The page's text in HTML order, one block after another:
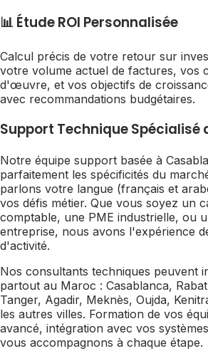
📊 Étude ROI Personnalisée
Calcul précis de votre retour sur
votre volume actuel de factures, vos
d'œuvre, et vos objectifs de
avec recommandations budgétaires.
Support Technique Spécialisé
Notre équipe support basée à
parfaitement les spécificités du
parlons votre langue (français et
vos défis métier. Que vous soyez un
comptable, une PME industrielle, ou
entreprise, nous avons l'expérience
d'activité.
Nos consultants techniques peuvent
partout au Maroc : Casablanca,
Tanger, Agadir, Meknès, Oujda,
les autres villes. Formation de vos
avancé, intégration avec vos
vous accompagnons à chaque étape.